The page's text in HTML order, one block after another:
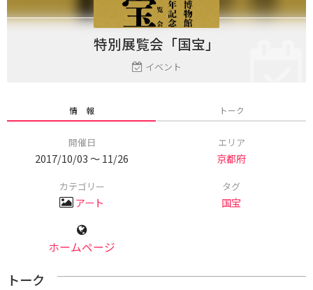
特別展覧会「国宝」
イベント
情 報 トーク
開催日
2017/10/03 〜 11/26
エリア
京都府
カテゴリー
アート
タグ
国宝
ホームページ
トーク